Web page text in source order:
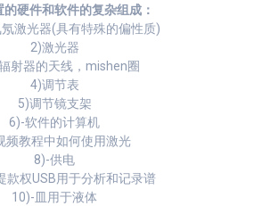
的硬件和软件的复杂组成：
激光器(具有特殊的偏性质)
2)激光器
射器的天线，mishen圈
4)调节表
5)调节镜支架
6)-软件的计算机
频教程中如何使用激光
8)-供电
款权USB用于分析和记录谱
10)-皿用于液体